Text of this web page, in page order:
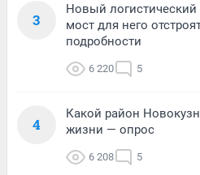
3
Новый логистический
мост для него
подробности
6 220 5
4
Какой район
жизни — опрос
6 208 5